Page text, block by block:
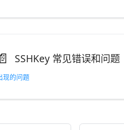
📄️ SSHKey 常见错误和问题
现的问题